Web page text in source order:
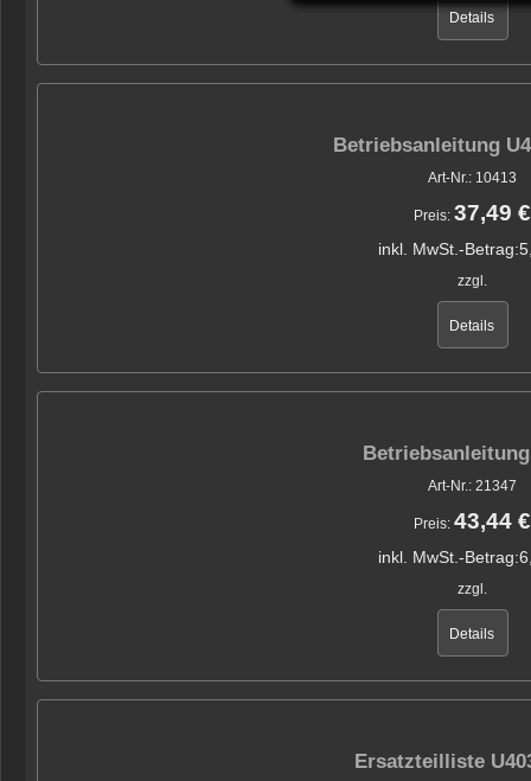
Details
Betriebsanleitung
Art-Nr.: 10413
Preis: 37,49 €
inkl. MwSt.-Betrag:
zzgl.
Details
Betriebsanleitung
Art-Nr.: 21347
Preis: 43,44 €
inkl. MwSt.-Betrag:
zzgl.
Details
Ersatzteilliste